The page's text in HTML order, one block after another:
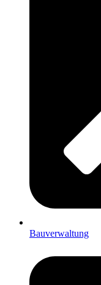
Bauverwaltung